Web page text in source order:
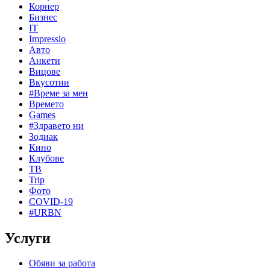
Корнер
Бизнес
IT
Impressio
Авто
Анкети
Вицове
Вкусотии
#Време за мен
Времето
Games
#Здравето ни
Зодиак
Кино
Клубове
ТВ
Trip
Фото
COVID-19
#URBN
Услуги
Обяви за работа